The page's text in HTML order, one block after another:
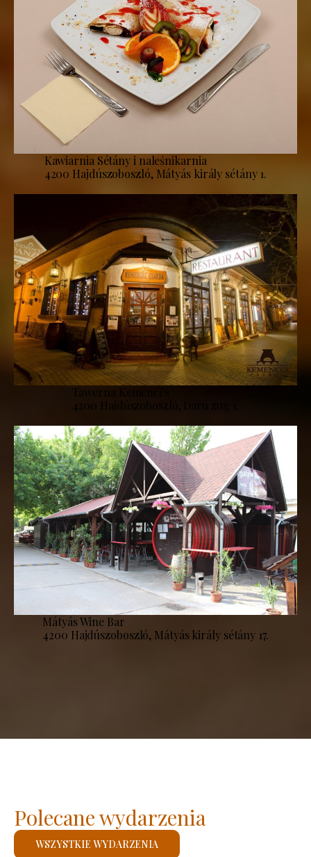
Kawiarnia Sétány i naleśnikarnia
4200 Hajdúszoboszló, Mátyás király sétány 1.
Tawerna Kemencés
4200 Hajdúszoboszló, Daru zug 1.
Mátyás Wine Bar
4200 Hajdúszoboszló, Mátyás király sétány 17.
Polecane wydarzenia
WSZYSTKIE WYDARZENIA